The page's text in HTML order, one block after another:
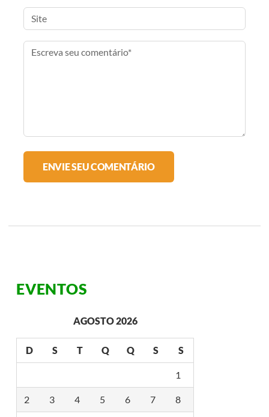
EVENTOS
AGOSTO 2026
D S T Q Q S S
1
2 3 4 5 6 7 8